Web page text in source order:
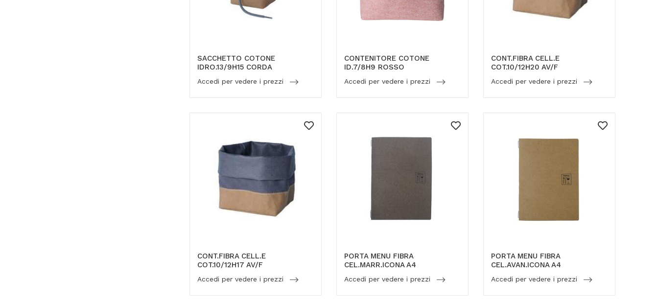
SACCHETTO COTONE
IDRO.13/9H15 CORDA
Accedi per vedere i prezzi
CONTENITORE COTONE
ID.7/8H9 ROSSO
Accedi per vedere i prezzi
CONT.FIBRA CELL.E
COT.10/12H20 AV/F
Accedi per vedere i prezzi
CONT.FIBRA CELL.E
COT.10/12H17 AV/F
Accedi per vedere i prezzi
PORTA MENU FIBRA
CEL.MARR.ICONA A4
Accedi per vedere i prezzi
PORTA MENU FIBRA
CEL.AVAN.ICONA A4
Accedi per vedere i prezzi